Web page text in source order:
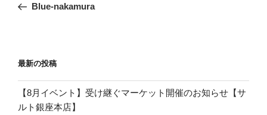
Blue-nakamura
最新の投稿
【8月イベント】受け継ぐマーケット開催のお知らせ【サ
ルト銀座本店】